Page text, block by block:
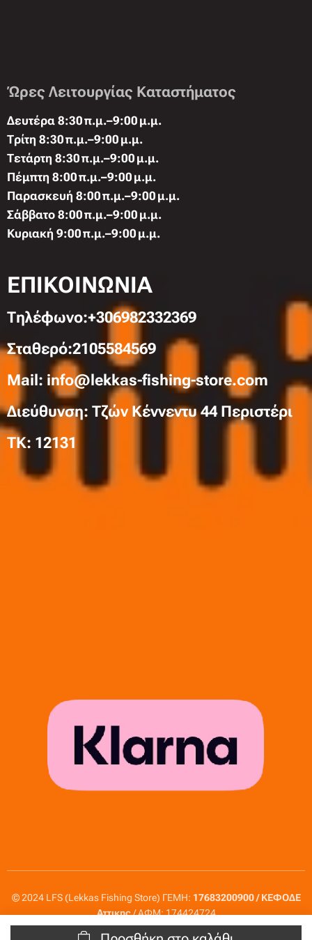
Ώρες Λειτουργίας Καταστήματος
Δευτέρα 8:30 π.μ.–9:00 μ.μ.
Τρίτη 8:30 π.μ.–9:00 μ.μ.
Τετάρτη 8:30 π.μ.–9:00 μ.μ.
Πέμπτη 8:00 π.μ.–9:00 μ.μ.
Παρασκευή 8:00 π.μ.–9:00 μ.μ.
Σάββατο 8:00 π.μ.–9:00 μ.μ.
Κυριακή 9:00 π.μ.–9:00 μ.μ.
ΕΠΙΚΟΙΝΩΝΙΑ
Τηλέφωνo:+306982332369
Σταθερό:2105584569
Mail: info@lekkas-fishing-store.com
Διεύθυνση: Τζών Κέννεντυ 44 Περιστέρι
TK: 12131
© 2024 LFS (Lekkas Fishing Store) ΓΕΜΗ: 17683200900 / ΚΕΦΟΔΕ
Αττικης/ ΑΦΜ: 174424724